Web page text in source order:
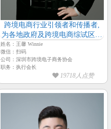
跨境电商行业引领者和传播者,
为各地政府及跨境电商综试区做
专题报告-深圳市跨境电子商务
姓名：王馨 Winnie
微信：扫码
公司：深圳市跨境电子商务协会
职务：执行会长
19718人点赞